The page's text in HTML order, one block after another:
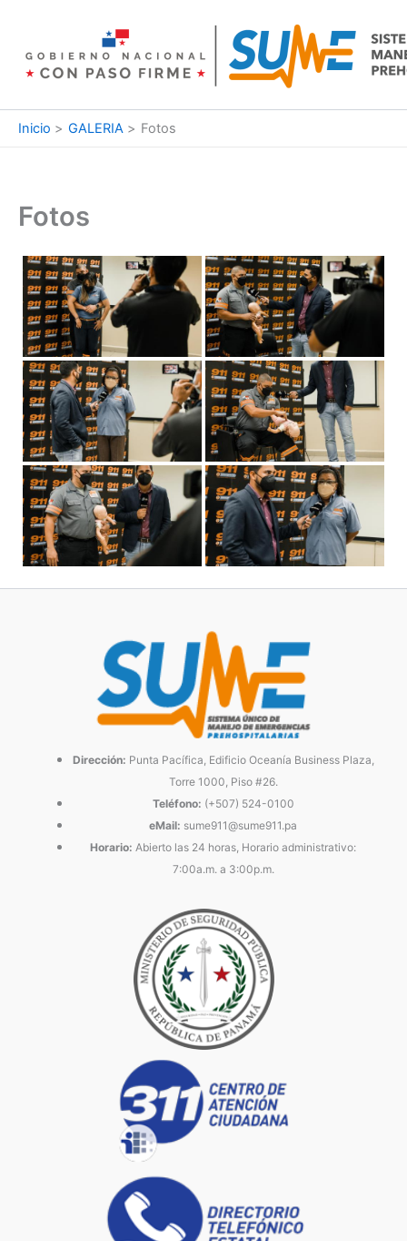
contenido
Inicio GALERIA Fotos
Fotos
Dirección: Punta Pacífica, Edificio Oceanía Business Plaza,
Torre 1000, Piso #26.
Teléfono: (+507) 524-0100
eMail: sume911@sume911.pa
Horario: Abierto las 24 horas, Horario administrativo:
7:00a.m. a 3:00p.m.